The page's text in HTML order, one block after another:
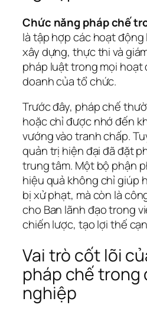
Chức năng pháp chế
là tập hợp các hoạt
xây dựng, thực thi và
pháp luật trong mọi
doanh của tổ chức.
Trước đây, pháp chế
hoặc chỉ được nhớ đến
vướng vào tranh chấp.
quản trị hiện đại đã đặt
trung tâm. Một bộ phận
hiệu quả không chỉ giúp
bị xử phạt, mà còn là
cho Ban lãnh đạo trong
chiến lược, tạo lợi thế
Vai trò cốt lõi
pháp chế trong
nghiệp